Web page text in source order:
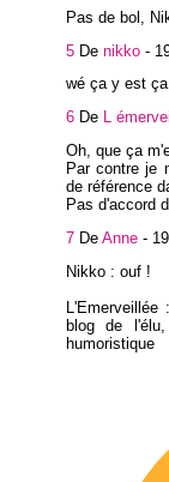
Pas de bol,
5 De nikko -
wé ça y est
6 De L
Oh, que ça
Par contre je
de référence
Pas d'accord
7 De Anne -
Nikko : ouf !
blog de